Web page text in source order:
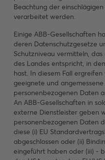
Beachtung der
verarbeitet werden.
Einige ABB-Gesellschaften
deren Datenschutzgesetze
Schutzniveau vermitteln,
des Landes entspricht, in
hast. In diesem Fall
geeignete und
personenbezogenen Daten
An ABB-Gesellschaften in
externe Dienstleister geben
personenbezogenen Daten
diese (i) EU
abgeschlossen oder (ii)
eingeführt haben oder (iii) -